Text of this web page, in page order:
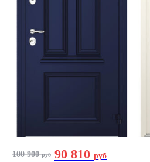
100 900руб 90 810 руб